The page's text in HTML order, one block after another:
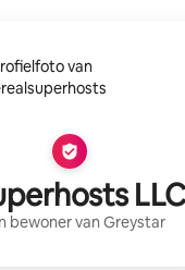
LLC
bewoner vanGreystar